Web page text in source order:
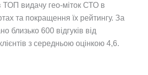
ТОП видачу гео-міток СТО в
та покращення їх рейтингу. За
близько 600 відгуків від
з середньою оцінкою 4,6.